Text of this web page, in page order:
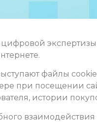
файлы
при посещении
истории
взаимодействия